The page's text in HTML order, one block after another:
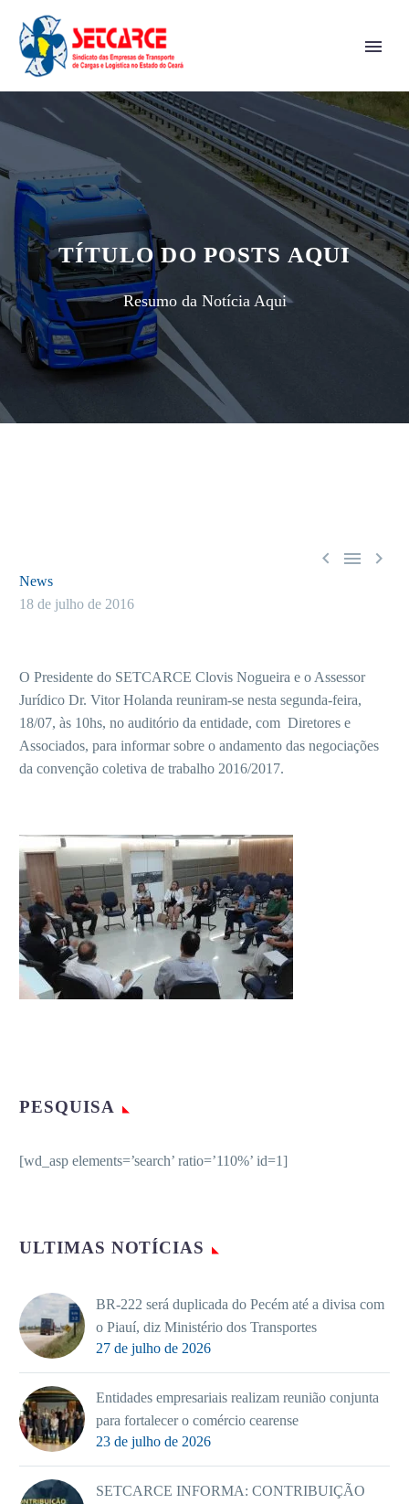
TÍTULO DO POSTS AQUI
Resumo da Notícia Aqui
  
News
18 de julho de 2016
O Presidente do SETCARCE Clovis Nogueira e o Assessor
Jurídico Dr. Vitor Holanda reuniram-se nesta segunda-feira,
18/07, às 10hs, no auditório da entidade, com Diretores e
Associados, para informar sobre o andamento das negociações
da convenção coletiva de trabalho 2016/2017.
PESQUISA
[wd_asp elements=’search’ ratio=’110%’ id=1]
ULTIMAS NOTÍCIAS
BR-222 será duplicada do Pecém até a divisa com
o Piauí, diz Ministério dos Transportes
27 de julho de 2026
Entidades empresariais realizam reunião conjunta
para fortalecer o comércio cearense
23 de julho de 2026
SETCARCE INFORMA: CONTRIBUIÇÃO